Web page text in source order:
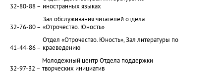
32-80-88 – иностранных языках
32-76-80 –
Зал обслуживания читателей отдела
«Отрочество. Юность»
41-44-86 –
Отдел «Отрочество. Юность», Зал литературы по
краеведению
32-97-32 –
Молодежный центр Отдела поддержки
творческих инициатив